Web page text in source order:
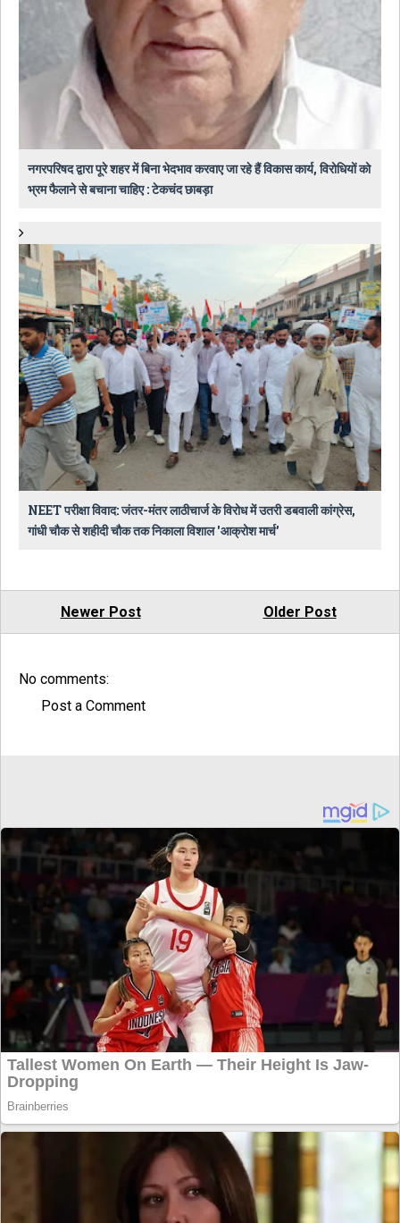
नगरपरिषद द्वारा पूरे शहर में बिना भेदभाव करवाए जा रहे हैं विकास कार्य, विरोधियों को
भ्रम फैलाने से बचाना चाहिए : टेकचंद छाबड़ा
NEET परीक्षा विवाद: जंतर-मंतर लाठीचार्ज के विरोध में उतरी डबवाली कांग्रेस,
गांधी चौक से शहीदी चौक तक निकाला विशाल 'आक्रोश मार्च'
Newer Post Older Post
No comments:
Post a Comment